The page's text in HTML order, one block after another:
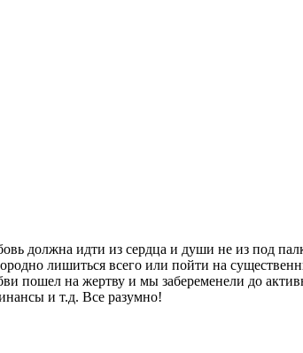
должна идти из сердца и души не из под
лишиться всего или пойти на
пошел на жертву и мы забеременели до
и т.д. Все разумно!